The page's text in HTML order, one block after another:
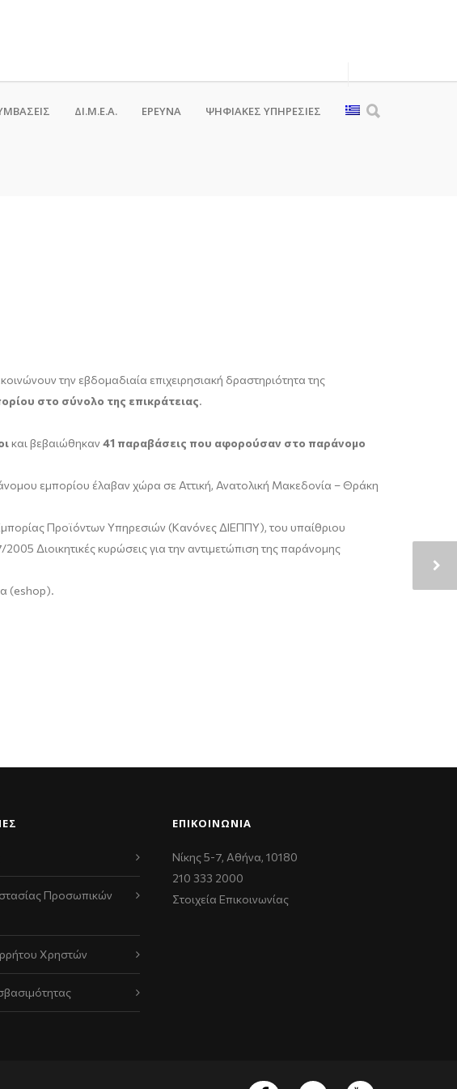
ΔΙ.Μ.Ε.Α. ΕΡΕΥΝΑ ΨΗΦΙΑΚΈΣ ΥΠΗΡΕΣΊΕΣ
την εβδομαδιαία επιχειρησιακή δραστηριότητα της
στο σύνολο της επικράτειας.
και βεβαιώθηκαν 41 παραβάσεις που αφορούσαν στο παράνομο
εμπορίου έλαβαν χώρα σε Αττική, Ανατολική Μακεδονία – Θράκη
Προϊόντων Υπηρεσιών (Κανόνες ΔΙΕΠΠΥ), του υπαίθριου
Διοικητικές κυρώσεις για την αντιμετώπιση της παράνομης
(eshop).
Προσωπικών
Χρηστών
ΕΠΙΚΟΙΝΩΝΊΑ
Νίκης 5-7, Αθήνα, 10180
210 333 2000
Στοιχεία Επικοινωνίας